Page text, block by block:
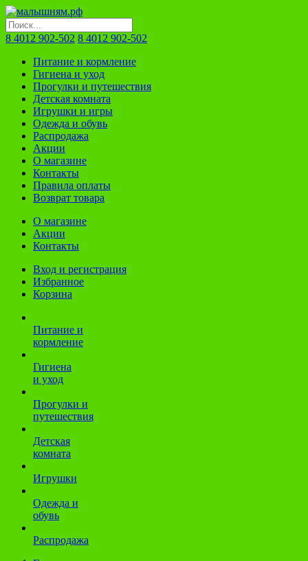
8 4012 902-502 8 4012 902-502
Питание и кормление
Гигиена и уход
Прогулки и путешествия
Детская комната
Игрушки и игры
Одежда и обувь
Распродажа
Акции
О магазине
Контакты
Правила оплаты
Возврат товара
О магазине
Акции
Контакты
Вход и регистрация
Избранное
Корзина
Питание и
кормление
Гигиена
и уход
Прогулки и
путешествия
Детская
комната
Игрушки
Одежда и
обувь
Распродажа